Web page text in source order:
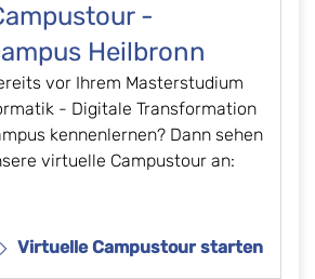
-
Heilbronn
vor Ihrem Masterstudium
- Digitale Transformation
kennenlernen? Dann sehen
virtuelle Campustour an:
Virtuelle Campustour starten